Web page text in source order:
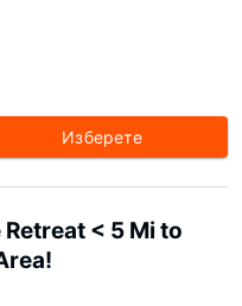
Изберете
< 5 Mi to